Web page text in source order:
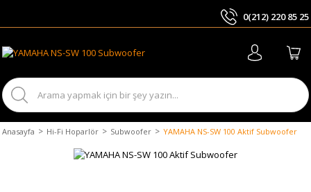
0(212) 220 85 25
Anasayfa Hi-Fi Hoparlör Subwoofer YAMAHA NS-SW 100 Aktif Subwoofer